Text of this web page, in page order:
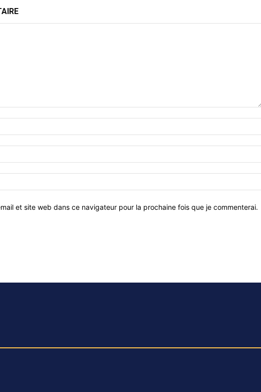
et site web dans ce navigateur pour la prochaine fois que je commenterai.